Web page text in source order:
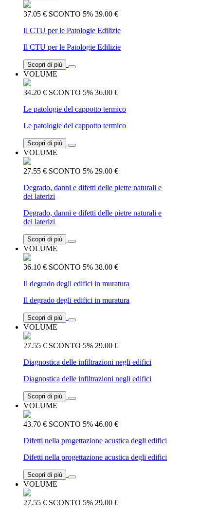
37.05 € SCONTO 5% 39.00 €
Il CTU per le Patologie Edilizie
Il CTU per le Patologie Edilizie
Scopri di più
VOLUME
34.20 € SCONTO 5% 36.00 €
Le patologie del cappotto termico
Le patologie del cappotto termico
Scopri di più
VOLUME
27.55 € SCONTO 5% 29.00 €
Degrado, danni e difetti delle pietre naturali e
dei laterizi
Degrado, danni e difetti delle pietre naturali e
dei laterizi
Scopri di più
VOLUME
36.10 € SCONTO 5% 38.00 €
Il degrado degli edifici in muratura
Il degrado degli edifici in muratura
Scopri di più
VOLUME
27.55 € SCONTO 5% 29.00 €
Diagnostica delle infiltrazioni negli edifici
Diagnostica delle infiltrazioni negli edifici
Scopri di più
VOLUME
43.70 € SCONTO 5% 46.00 €
Difetti nella progettazione acustica degli edifici
Difetti nella progettazione acustica degli edifici
Scopri di più
VOLUME
27.55 € SCONTO 5% 29.00 €